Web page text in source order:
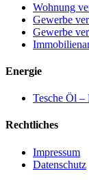
Wohnung
Gewerbe
Gewerbe
Energie
Tesche Öl
Rechtliches
Impressum
Datenschutz